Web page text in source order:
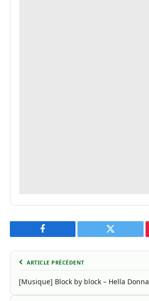
Facebook Twitter
ARTICLE PRÉCÉDENT
[Musique] Block by block – Hella Donna